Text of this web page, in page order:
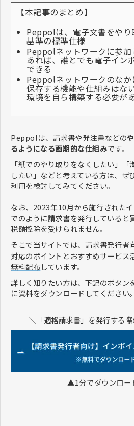
【本記事のまとめ】
Peppolは、電子文書をや
基準の標準仕様
Peppolネットワークに参加
あれば、誰とでも電子イン
できる
Peppolネットワークのなか
保存する機能や仕組みはな
環境を自ら構築する必要が
Peppolは、請求書や発注書などの
るようになる画期的な仕組みです。
「紙でのやり取りをなくしたい」
したい」などと考えている方は、
利用を検討してみてください。
なお、2023年10月から施行された
でのように請求書を発行していると
税額控除を受けられません。
そこで当サイトでは、請求書発行者
対応のポイントとおすすめサービス
無料配布しています。
詳しく知りたい方は、下記のボタン
に資料をダウンロードしてください。
＼「適格請求書」を発行する
▲1分でダウンロー